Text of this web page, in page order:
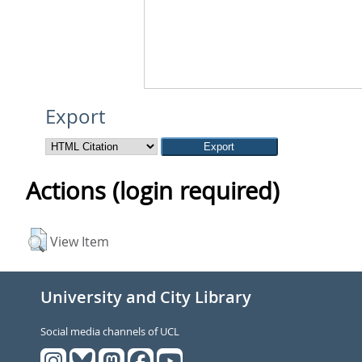
Export
Actions (login required)
View Item
University and City Library
Social media channels of UCL